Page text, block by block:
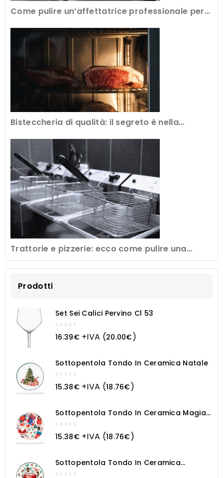
Come pulire un’affettatrice professionale per
Bisteccheria di qualità: il segreto è nella
Trattorie e pizzerie: ecco come pulire una
friggitrice professionale
Prodotti
Set Sei Calici Pervino Cl 53
out
16.39€+IVA (20.00€)
Sottopentola Tondo In Ceramica Natale
out
15.38€+IVA (18.76€)
Sottopentola Tondo In Ceramica Magia
Natalizia
out
15.38€+IVA (18.76€)
Sottopentola Tondo In Ceramica
Macchina Natalizia